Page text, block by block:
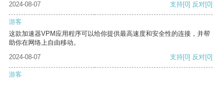
2024-08-07
支持[0] 反对[0]
游客
这款加速器VPM应用程序可以给你提供最高速度和安全性的连接，并帮
助你在网络上自由移动。
2024-08-07
支持[0] 反对[0]
游客